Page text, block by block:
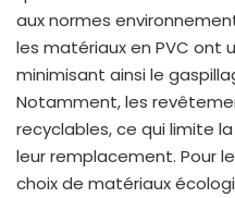
aux normes
les matériaux en PVC ont
minimisant ainsi le
Notamment, les
recyclables, ce qui limite
leur remplacement. Pour
choix de matériaux